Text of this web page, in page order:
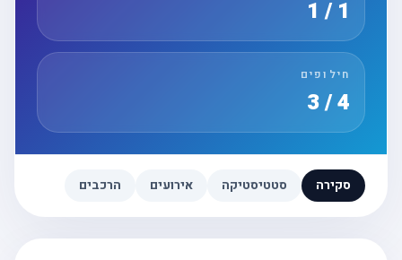
חילופים
סקירה סטטיסטיקה אירועים הרכבים